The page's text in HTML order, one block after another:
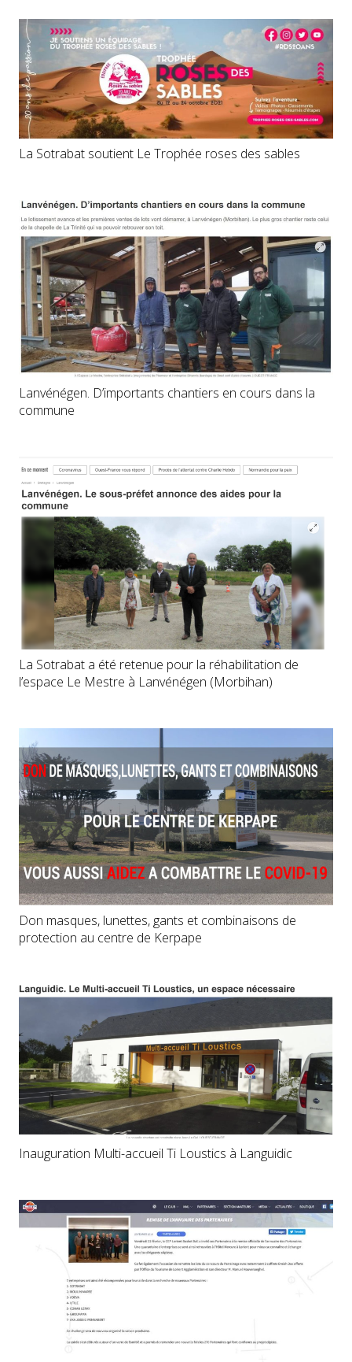
La Sotrabat soutient Le Trophée roses des sables
Lanvénégen. D’importants chantiers en cours dans la
commune
La Sotrabat a été retenue pour la réhabilitation de
l’espace Le Mestre à Lanvénégen (Morbihan)
Don masques, lunettes, gants et combinaisons de
protection au centre de Kerpape
Inauguration Multi-accueil Ti Loustics à Languidic